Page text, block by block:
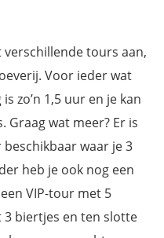
verschillende tours aan,
Voor ieder wat
zo’n 1,5 uur en je kan
Graag wat meer? Er is
waar je 3
heb je ook nog een
VIP-tour met 5
3 biertjes en ten slotte